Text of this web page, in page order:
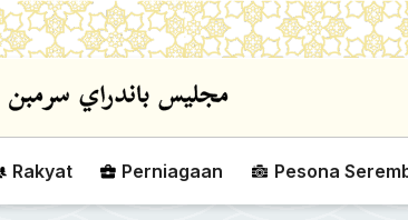
Skip to
Rakyat Perniagaan Pesona